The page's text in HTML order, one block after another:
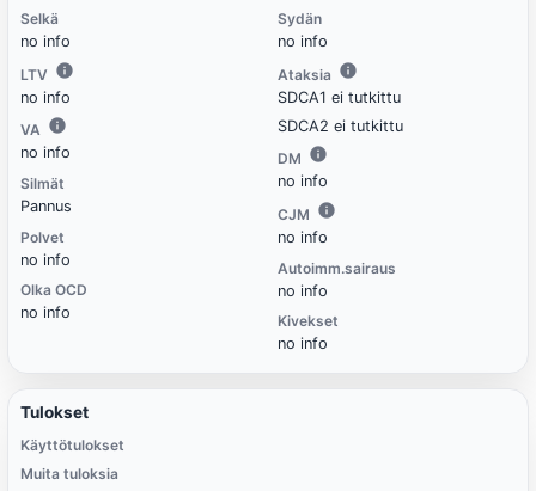
Selkä
no info
LTV
no info
VA
no info
Silmät
Pannus
Polvet
no info
Olka OCD
no info
Sydän
no info
Ataksia
SDCA1 ei tutkittu
SDCA2 ei tutkittu
DM
no info
CJM
no info
Autoimm.sairaus
no info
Kivekset
no info
Tulokset
Käyttötulokset
Muita tuloksia